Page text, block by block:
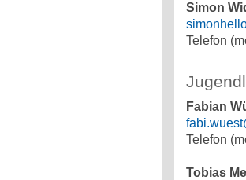
Simon
Telefon
Fabian
Telefon
Tobias